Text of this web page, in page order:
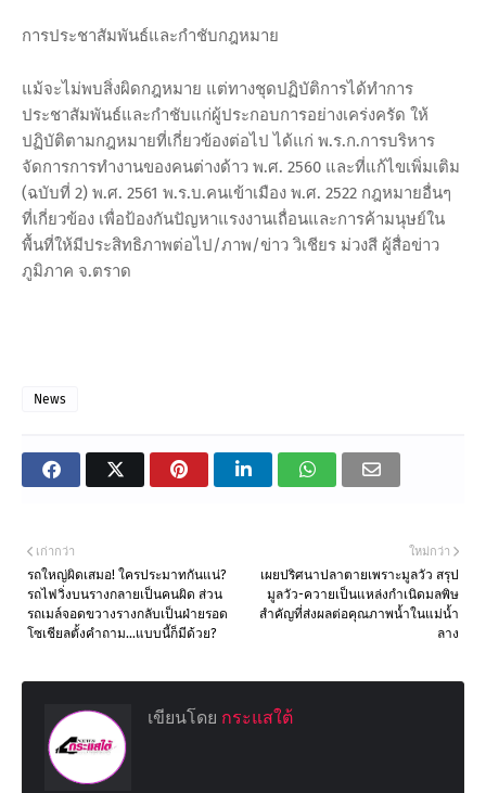
การประชาสัมพันธ์และกำชับกฎหมาย
แม้จะไม่พบสิ่งผิดกฎหมาย แต่ทางชุดปฏิบัติการได้ทำการ
ประชาสัมพันธ์และกำชับแก่ผู้ประกอบการอย่างเคร่งครัด ให้
ปฏิบัติตามกฎหมายที่เกี่ยวข้องต่อไป ได้แก่ พ.ร.ก.การบริหาร
จัดการการทำงานของคนต่างด้าว พ.ศ. 2560 และที่แก้ไขเพิ่มเติม
(ฉบับที่ 2) พ.ศ. 2561 พ.ร.บ.คนเข้าเมือง พ.ศ. 2522 กฎหมายอื่นๆ
ที่เกี่ยวข้อง เพื่อป้องกันปัญหาแรงงานเถื่อนและการค้ามนุษย์ใน
พื้นที่ให้มีประสิทธิภาพต่อไป/ภาพ/ข่าว วิเชียร ม่วงสี ผู้สื่อข่าว
ภูมิภาค จ.ตราด
News
ใหม่กว่า
เผยปริศนาปลาตายเพราะมูลวัว สรุป
มูลวัว-ควายเป็นแหล่งกำเนิดมลพิษ
สำคัญที่ส่งผลต่อคุณภาพน้ำในแม่น้ำ
ลาง
เก่ากว่า
รถใหญ่ผิดเสมอ! ใครประมาทกันแน่?
รถไฟวิ่งบนรางกลายเป็นคนผิด ส่วน
รถเมล์จอดขวางรางกลับเป็นฝ่ายรอด
โซเชียลตั้งคำถาม...แบบนี้ก็มีด้วย?
เขียนโดย กระแสใต้